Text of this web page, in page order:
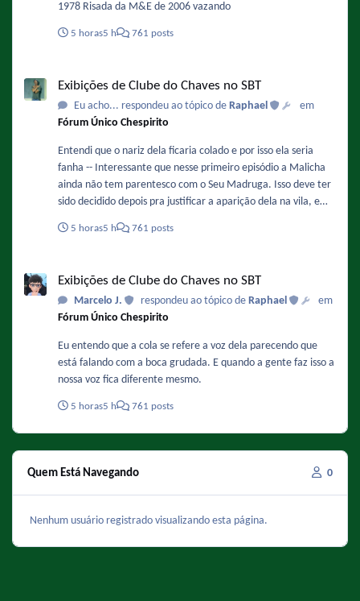
1978 Risada da M&E de 2006 vazando
5 horas5 h 761 posts
Exibições de Clube do Chaves no SBT
Eu acho... respondeu ao tópico de Raphael
em
Fórum Único Chespirito
Entendi que o nariz dela ficaria colado e por isso ela seria
fanha -- Interessante que nesse primeiro episódio a Malicha
ainda não tem parentesco com o Seu Madruga. Isso deve ter
sido decidido depois pra justificar a aparição dela na vila, e
Chiquinha nos remakes.
5 horas5 h 761 posts
Exibições de Clube do Chaves no SBT
Marcelo J. respondeu ao tópico de Raphael
em
Fórum Único Chespirito
Eu entendo que a cola se refere a voz dela parecendo que
está falando com a boca grudada. E quando a gente faz isso a
nossa voz fica diferente mesmo.
5 horas5 h 761 posts
Quem Está Navegando 0
Nenhum usuário registrado visualizando esta página.